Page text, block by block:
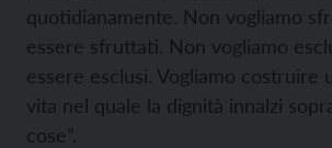
quotidianamente. Non vogliamo
essere sfruttati. Non vogliamo
essere esclusi. Vogliamo costruire
vita nel quale la dignità innalzi
cose”.